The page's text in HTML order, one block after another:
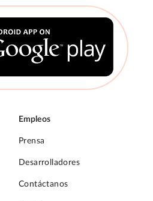
Empleos
Prensa
Desarrolladores
Contáctanos